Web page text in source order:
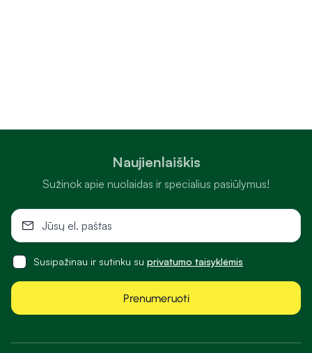
Naujienlaiškis
Sužinok apie nuolaidas ir specialius pasiūlymus!
Susipažinau ir sutinku su privatumo taisyklėmis
Prenumeruoti